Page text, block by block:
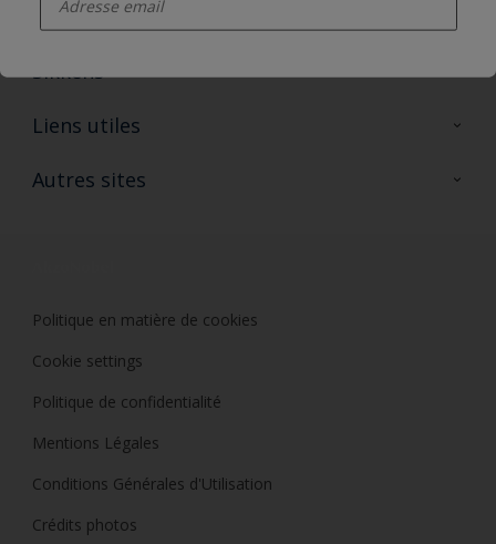
Sikkens
A propos de Sikkens
Liens utiles
Ouvrir un magasin PASS
Autres sites
Politique en matière de cookies
Cookie settings
Politique de confidentialité
Mentions Légales
Conditions Générales d'Utilisation
Crédits photos